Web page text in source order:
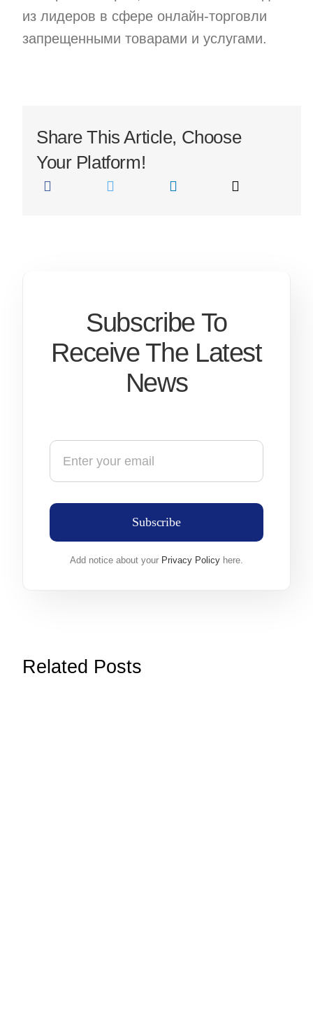
из лидеров в сфере онлайн-торговли
запрещенными товарами и услугами.
Share This Article, Choose
Your Platform!
Subscribe To
Receive The Latest
News
Subscribe
Add notice about your Privacy Policy here.
Related Posts